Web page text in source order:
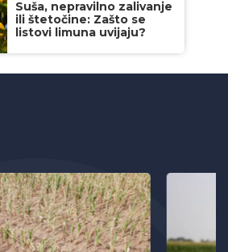
Suša, nepravilno zalivanje
ili štetočine: Zašto se
listovi limuna uvijaju?